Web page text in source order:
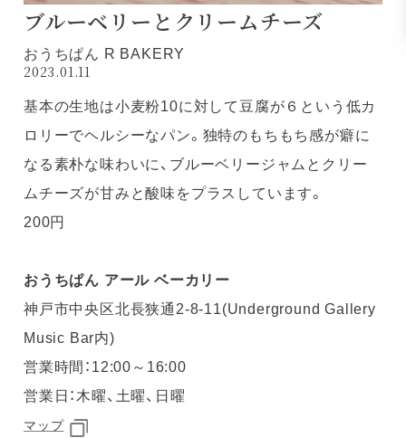
ブルーベリーとクリームチーズ
おうちぱん R BAKERY
2023.01.11
基本の生地は小麦粉10に対して豆腐が６という低カ
ロリーでヘルシーなパン。独特のもちもち感が癖に
なる素朴な味わいに、ブルーベリージャムとクリー
ムチーズが甘みと酸味をプラスしています。
200円
おうちぱん アール ベーカリー
神戸市中央区北長狭通2-8-11(Underground Gallery
Music Bar内)
営業時間：12:00～16:00
営業日：木曜、土曜、日曜
マップ